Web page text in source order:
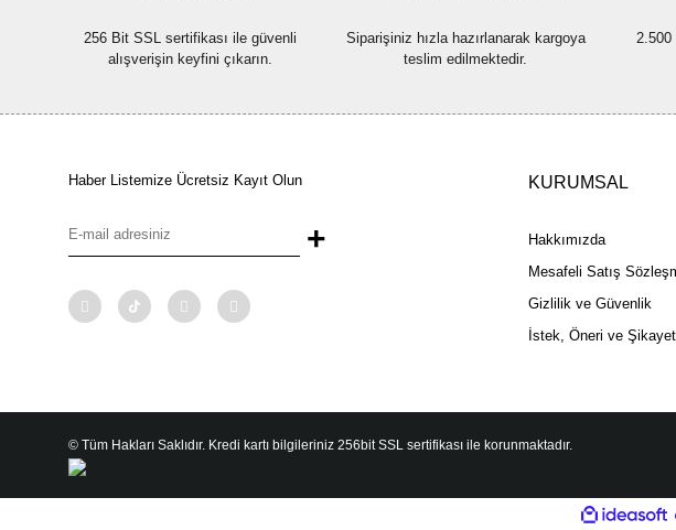
256 Bit SSL sertifikası ile güvenli
alışverişin keyfini çıkarın.
Siparişiniz hızla hazırlanarak kargoya
teslim edilmektedir.
2.500
Haber Listemize Ücretsiz Kayıt Olun
+
KURUMSAL
Hakkımızda
Mesafeli Satış
Gizlilik ve Güvenlik
İstek, Öneri ve Şikayet
© Tüm Hakları Saklıdır. Kredi kartı bilgileriniz 256bit SSL sertifikası ile korunmaktadır.